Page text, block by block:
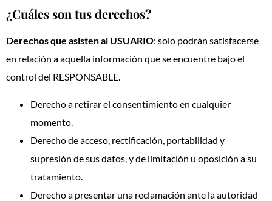
¿Cuáles son tus derechos?
Derechos que asisten al USUARIO: solo podrán satisfacerse
en relación a aquella información que se encuentre bajo el
control del RESPONSABLE.
Derecho a retirar el consentimiento en cualquier
momento.
Derecho de acceso, rectificación, portabilidad y
supresión de sus datos, y de limitación u oposición a su
tratamiento.
Derecho a presentar una reclamación ante la autoridad